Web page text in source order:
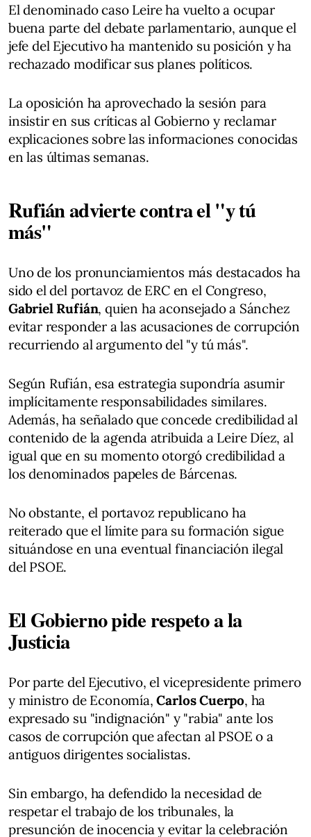
El denominado caso Leire ha vuelto a ocupar
buena parte del debate parlamentario, aunque el
jefe del Ejecutivo ha mantenido su posición y ha
rechazado modificar sus planes políticos.
La oposición ha aprovechado la sesión para
insistir en sus críticas al Gobierno y reclamar
explicaciones sobre las informaciones conocidas
en las últimas semanas.
Rufián advierte contra el "y tú
más"
Uno de los pronunciamientos más destacados ha
sido el del portavoz de ERC en el Congreso,
Gabriel Rufián, quien ha aconsejado a Sánchez
evitar responder a las acusaciones de corrupción
recurriendo al argumento del "y tú más".
Según Rufián, esa estrategia supondría asumir
implícitamente responsabilidades similares.
Además, ha señalado que concede credibilidad al
contenido de la agenda atribuida a Leire Díez, al
igual que en su momento otorgó credibilidad a
los denominados papeles de Bárcenas.
No obstante, el portavoz republicano ha
reiterado que el límite para su formación sigue
situándose en una eventual financiación ilegal
del PSOE.
El Gobierno pide respeto a la
Justicia
Por parte del Ejecutivo, el vicepresidente primero
y ministro de Economía,Carlos Cuerpo, ha
expresado su "indignación" y "rabia" ante los
casos de corrupción que afectan al PSOE o a
antiguos dirigentes socialistas.
Sin embargo, ha defendido la necesidad de
respetar el trabajo de los tribunales, la
presunción de inocencia y evitar la celebración